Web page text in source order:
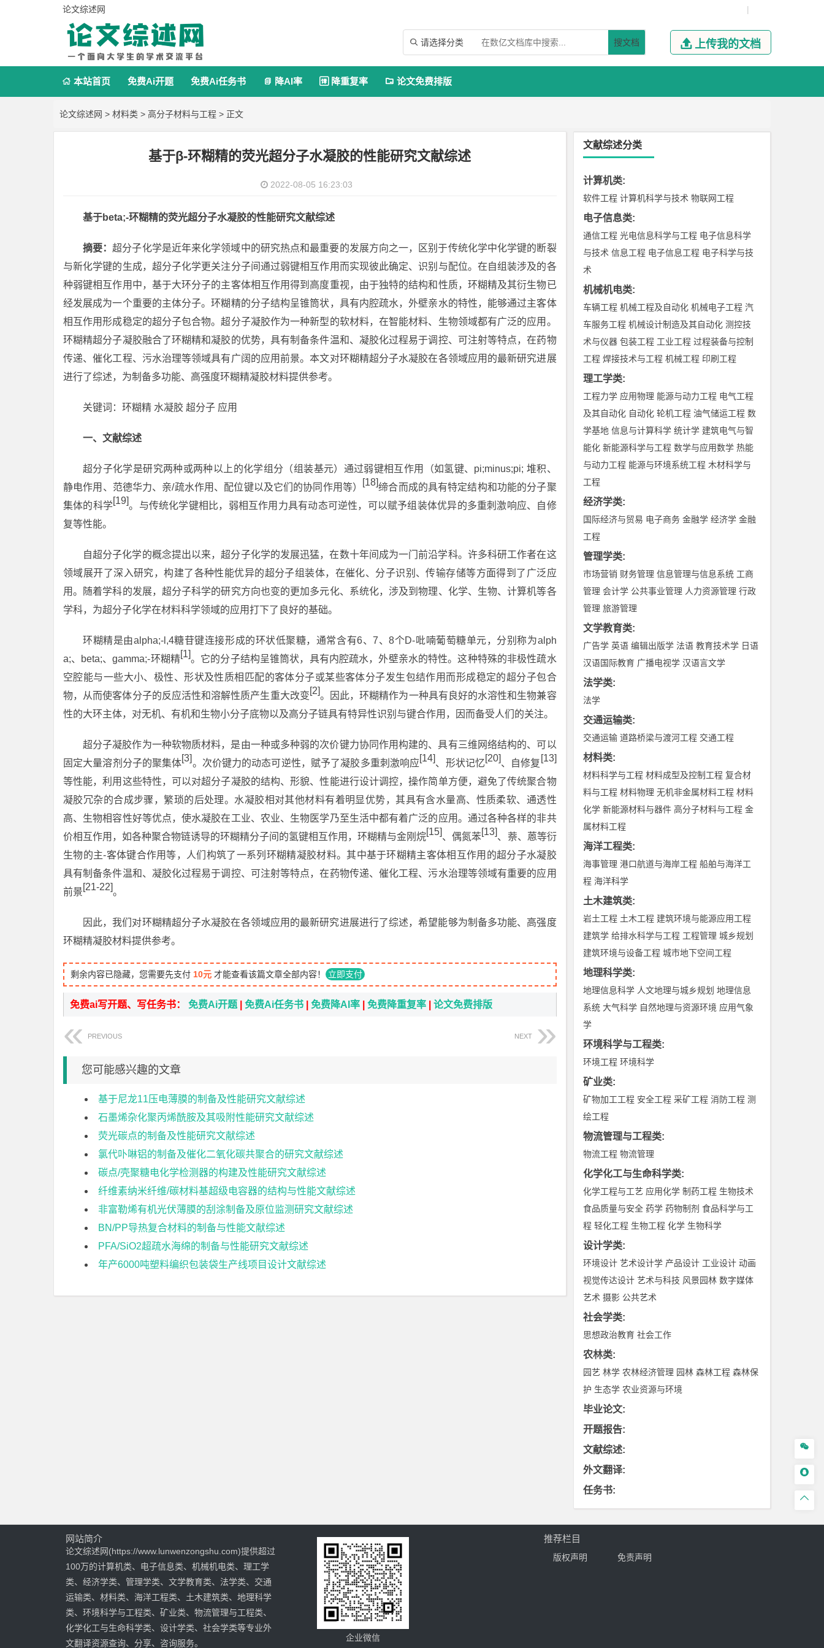
论文综述网 |
 请选择分类 搜文档  上传我的文档
 本站首页 免费Ai开题 免费Ai任务书  降AI率  降重复率  论文免费排版
论文综述网 > 材料类 > 高分子材料与工程 > 正文
基于β-环糊精的荧光超分子水凝胶的性能研究文献综述
2022-08-05 16:23:03
基于beta;-环糊精的荧光超分子水凝胶的性能研究文献综述
摘要：超分子化学是近年来化学领域中的研究热点和最重要的发展方向之一，区别于传统化学中化学键的断裂
与新化学键的生成，超分子化学更关注分子间通过弱键相互作用而实现彼此确定、识别与配位。在自组装涉及的各
种弱键相互作用中，基于大环分子的主客体相互作用得到高度重视，由于独特的结构和性质，环糊精及其衍生物已
经发展成为一个重要的主体分子。环糊精的分子结构呈锥筒状，具有内腔疏水，外壁亲水的特性，能够通过主客体
相互作用形成稳定的超分子包合物。超分子凝胶作为一种新型的软材料，在智能材料、生物领域都有广泛的应用。
环糊精超分子凝胶融合了环糊精和凝胶的优势，具有制备条件温和、凝胶化过程易于调控、可注射等特点，在药物
传递、催化工程、污水治理等领域具有广阔的应用前景。本文对环糊精超分子水凝胶在各领域应用的最新研究进展
进行了综述，为制备多功能、高强度环糊精凝胶材料提供参考。
关键词：环糊精 水凝胶 超分子 应用
一、文献综述
超分子化学是研究两种或两种以上的化学组分（组装基元）通过弱键相互作用（如氢键、pi;minus;pi; 堆积、
静电作用、范德华力、亲/疏水作用、配位键以及它们的协同作用等）
[18]缔合而成的具有特定结构和功能的分子聚
集体的科学[19]。与传统化学键相比，弱相互作用力具有动态可逆性，可以赋予组装体优异的多重刺激响应、自修
复等性能。
自超分子化学的概念提出以来，超分子化学的发展迅猛，在数十年间成为一门前沿学科。许多科研工作者在这
领域展开了深入研究，构建了各种性能优异的超分子组装体，在催化、分子识别、传输存储等方面得到了广泛应
用。随着学科的发展，超分子科学的研究方向也变的更加多元化、系统化，涉及到物理、化学、生物、计算机等各
学科，为超分子化学在材料科学领域的应用打下了良好的基础。
环糊精是由alpha;-l,4糖苷键连接形成的环状低聚糖，通常含有6、7、8个D-吡喃葡萄糖单元，分别称为alph
a;、beta;、gamma;-环糊精[1]。它的分子结构呈锥筒状，具有内腔疏水，外壁亲水的特性。这种特殊的非极性疏水
空腔能与一些大小、极性、形状及性质相匹配的客体分子或某些客体分子发生包结作用而形成稳定的超分子包合
物，从而使客体分子的反应活性和溶解性质产生重大改变[2]。因此，环糊精作为一种具有良好的水溶性和生物兼容
性的大环主体，对无机、有机和生物小分子底物以及高分子链具有特异性识别与键合作用，因而备受人们的关注。
超分子凝胶作为一种软物质材料，是由一种或多种弱的次价键力协同作用构建的、具有三维网络结构的、可以
固定大量溶剂分子的聚集体[3]。次价键力的动态可逆性，赋予了凝胶多重刺激响应[14]、形状记忆[20]、自修复 [13]
等性能，利用这些特性，可以对超分子凝胶的结构、形貌、性能进行设计调控，操作简单方便，避免了传统聚合物
凝胶冗杂的合成步骤，繁琐的后处理。水凝胶相对其他材料有着明显优势，其具有含水量高、性质柔软、通透性
高、生物相容性好等优点，使水凝胶在工业、农业、生物医学乃至生活中都有着广泛的应用。通过各种各样的非共
价相互作用，如各种聚合物链诱导的环糊精分子间的氢键相互作用，环糊精与金刚烷[15]、偶氮苯[13]、萘、蒽等衍
生物的主-客体键合作用等，人们构筑了一系列环糊精凝胶材料。其中基于环糊精主客体相互作用的超分子水凝胶
具有制备条件温和、凝胶化过程易于调控、可注射等特点，在药物传递、催化工程、污水治理等领域有重要的应用
前景[21-22]。
因此，我们对环糊精超分子水凝胶在各领域应用的最新研究进展进行了综述，希望能够为制备多功能、高强度
环糊精凝胶材料提供参考。
剩余内容已隐藏，您需要先支付 10元 才能查看该篇文章全部内容！ 立即支付
免费ai写开题、写任务书： 免费Ai开题 免费Ai任务书 免费降AI率 免费降重复率 论文免费排版
PREVIOUS NEXT
您可能感兴趣的文章
基于尼龙11压电薄膜的制备及性能研究文献综述
石墨烯杂化聚丙烯酰胺及其吸附性能研究文献综述
荧光碳点的制备及性能研究文献综述
氯代卟啉铝的制备及催化二氧化碳共聚合的研究文献综述
碳点/壳聚糖电化学检测器的构建及性能研究文献综述
纤维素纳米纤维/碳材料基超级电容器的结构与性能文献综述
非富勒烯有机光伏薄膜的刮涂制备及原位监测研究文献综述
BN/PP导热复合材料的制备与性能文献综述
PFA/SiO2超疏水海绵的制备与性能研究文献综述
年产6000吨塑料编织包装袋生产线项目设计文献综述
文献综述分类
计算机类:
软件工程 计算机科学与技术 物联网工程
电子信息类:
通信工程 光电信息科学与工程 电子信息科学
与技术 信息工程 电子信息工程 电子科学与技
术
机械机电类:
车辆工程 机械工程及自动化 机械电子工程 汽
车服务工程 机械设计制造及其自动化 测控技
术与仪器 包装工程 工业工程 过程装备与控制
工程 焊接技术与工程 机械工程 印刷工程
理工学类:
工程力学 应用物理 能源与动力工程 电气工程
及其自动化 自动化 轮机工程 油气储运工程 数
学基地 信息与计算科学 统计学 建筑电气与智
能化 新能源科学与工程 数学与应用数学 热能
与动力工程 能源与环境系统工程 木材科学与
工程
经济学类:
国际经济与贸易 电子商务 金融学 经济学 金融
工程
管理学类:
市场营销 财务管理 信息管理与信息系统 工商
管理 会计学 公共事业管理 人力资源管理 行政
管理 旅游管理
文学教育类:
广告学 英语 编辑出版学 法语 教育技术学 日语
汉语国际教育 广播电视学 汉语言文学
法学类:
法学
交通运输类:
交通运输 道路桥梁与渡河工程 交通工程
材料类:
材料科学与工程 材料成型及控制工程 复合材
料与工程 材料物理 无机非金属材料工程 材料
化学 新能源材料与器件 高分子材料与工程 金
属材料工程
海洋工程类:
海事管理 港口航道与海岸工程 船舶与海洋工
程 海洋科学
土木建筑类:
岩土工程 土木工程 建筑环境与能源应用工程
建筑学 给排水科学与工程 工程管理 城乡规划
建筑环境与设备工程 城市地下空间工程
地理科学类:
地理信息科学 人文地理与城乡规划 地理信息
系统 大气科学 自然地理与资源环境 应用气象
学
环境科学与工程类:
环境工程 环境科学
矿业类:
矿物加工工程 安全工程 采矿工程 消防工程 测
绘工程
物流管理与工程类:
物流工程 物流管理
化学化工与生命科学类:
化学工程与工艺 应用化学 制药工程 生物技术
食品质量与安全 药学 药物制剂 食品科学与工
程 轻化工程 生物工程 化学 生物科学
设计学类:
环境设计 艺术设计学 产品设计 工业设计 动画
视觉传达设计 艺术与科技 风景园林 数字媒体
艺术 摄影 公共艺术
社会学类:
思想政治教育 社会工作
农林类:
园艺 林学 农林经济管理 园林 森林工程 森林保
护 生态学 农业资源与环境
毕业论文:
开题报告:
文献综述:
外文翻译:
任务书:



网站简介
论文综述网(https://www.lunwenzongshu.com)提供超过
100万的计算机类、电子信息类、机械机电类、理工学
类、经济学类、管理学类、文学教育类、法学类、交通
运输类、材料类、海洋工程类、土木建筑类、地理科学
类、环境科学与工程类、矿业类、物流管理与工程类、
化学化工与生命科学类、设计学类、社会学类等专业外
文翻译资源查询、分享、咨询服务。
企业微信
推荐栏目
版权声明 免责声明